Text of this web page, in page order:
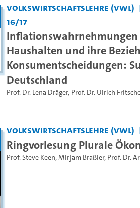
Volkswirtschaftslehre (VWL)
16/17
Haushalten und ihre
Konsumentscheidungen:
Deutschland
Prof. Dr. Lena Dräger, Prof. Dr. Ulrich
Volkswirtschaftslehre (VWL)
Ringvorlesung Plurale
Prof. Steve Keen,Mirjam Braßler, Prof. Dr.